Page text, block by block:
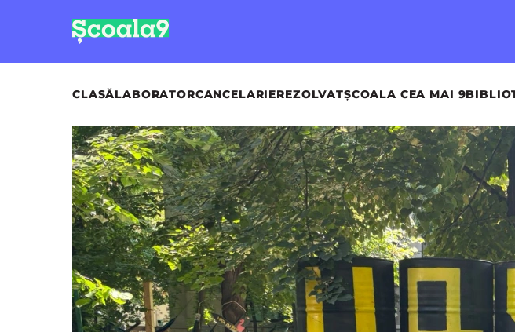
CLASĂLABORATORCANCELARIEREZOLVATȘCOALA CEA MAI 9